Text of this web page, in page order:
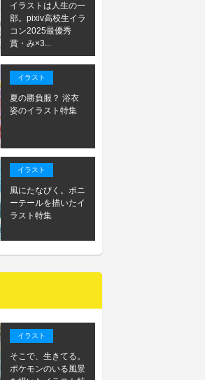
イラストは人生の一
部。pixiv高校生イラ
コン2025最優秀
賞・み×3...
イラスト
夏の勝負服？ 浴衣
姿のイラスト特集
イラスト
風にたなびく。ポニ
ーテールを描いたイ
ラスト特集
イラスト
そこで、生きてる。
ポケモンのいる風景